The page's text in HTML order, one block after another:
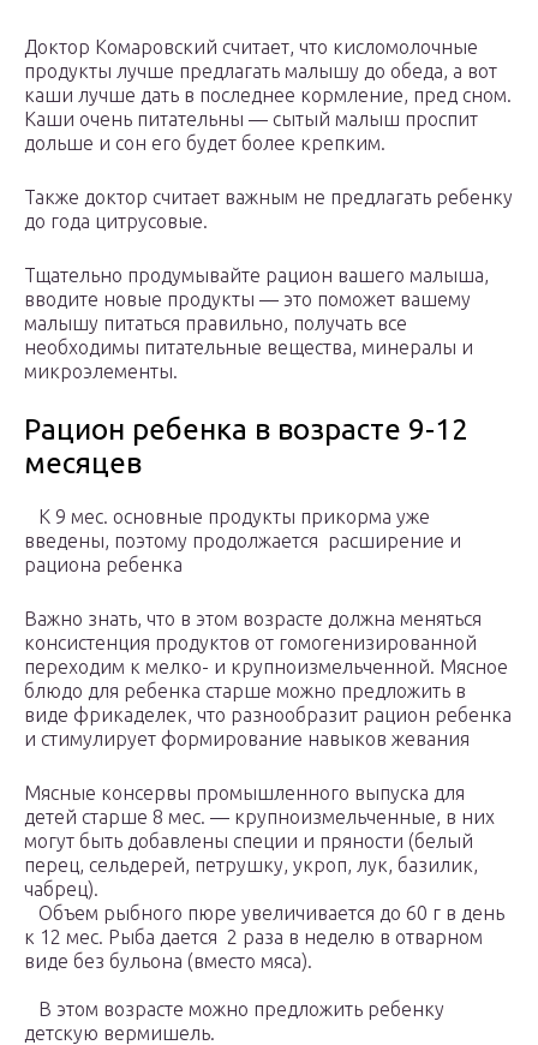
Доктор Комаровский считает, что кисломолочные
продукты лучше предлагать малышу до обеда, а вот
каши лучше дать в последнее кормление, пред сном.
Каши очень питательны — сытый малыш проспит
дольше и сон его будет более крепким.
Также доктор считает важным не предлагать ребенку
до года цитрусовые.
Тщательно продумывайте рацион вашего малыша,
вводите новые продукты — это поможет вашему
малышу питаться правильно, получать все
необходимы питательные вещества, минералы и
микроэлементы.
Рацион ребенка в возрасте 9-12
месяцев
К 9 мес. основные продукты прикорма уже
введены, поэтому продолжается расширение и
рациона ребенка
Важно знать, что в этом возрасте должна меняться
консистенция продуктов от гомогенизированной
переходим к мелко- и крупноизмельченной. Мясное
блюдо для ребенка старше можно предложить в
виде фрикаделек, что разнообразит рацион ребенка
и стимулирует формирование навыков жевания
Мясные консервы промышленного выпуска для
детей старше 8 мес. — крупноизмельченные, в них
могут быть добавлены специи и пряности (белый
перец, сельдерей, петрушку, укроп, лук, базилик,
чабрец).
Объем рыбного пюре увеличивается до 60 г в день
к 12 мес. Рыба дается 2 раза в неделю в отварном
виде без бульона (вместо мяса).
В этом возрасте можно предложить ребенку
детскую вермишель.